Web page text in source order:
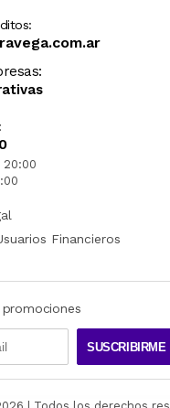
20:00
Financieros
SUSCRIBIRME